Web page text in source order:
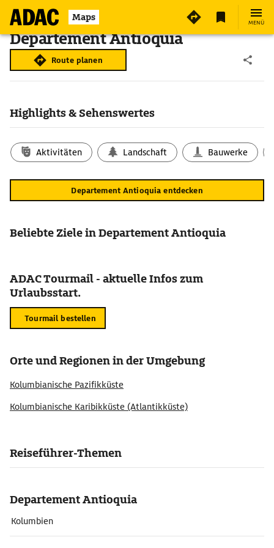
Maps MENÜ
Departement Antioquia
Route planen
Highlights & Sehenswertes
Aktivitäten Landschaft Bauwerke
Departement Antioquia entdecken
Beliebte Ziele in Departement Antioquia
ADAC Tourmail - aktuelle Infos zum
Urlaubsstart.
Tourmail bestellen
Orte und Regionen in der Umgebung
Kolumbianische Pazifikküste
Kolumbianische Karibikküste (Atlantikküste)
Reiseführer-Themen
Departement Antioquia
Kolumbien